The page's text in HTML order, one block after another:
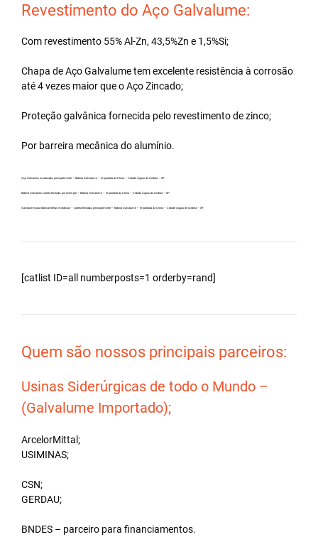
Revestimento do Aço Galvalume:
Com revestimento 55% Al-Zn, 43,5%Zn e 1,5%Si;
Chapa de Aço Galvalume tem excelente resistência à corrosão
até 4 vezes maior que o Aço Zincado;
Proteção galvânica fornecida pelo revestimento de zinco;
Por barreira mecânica do alumínio.
Aço Galvanew no atacado, principalmente – Bobina Galvalume – Importada da China – Cidade Águas de Lindóia – SP.
Bobina Galvanew carreta fechada, por exemplo – Bobina Galvalume – Importada da China – Cidade Águas de Lindóia – SP.
Galvalume para fabricar telhas metálicas – carreta fechada, principalmente – Bobina Galvalume – Importada da China – Cidade Águas de Lindóia – SP.
[catlist ID=all numberposts=1 orderby=rand]
Quem são nossos principais parceiros:
Usinas Siderúrgicas de todo o Mundo –
(Galvalume Importado);
ArcelorMittal;
USIMINAS;
CSN;
GERDAU;
BNDES – parceiro para financiamentos.